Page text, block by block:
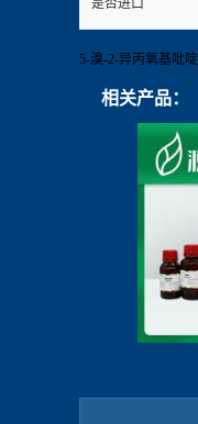
是否进口
5-溴-2-异丙氧基吡
相关产品：